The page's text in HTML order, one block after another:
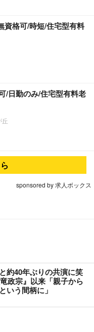
資格可/時短/住宅型有料
/日勤のみ/住宅型有料老
sponsored by 求人ボックス
約40年ぶりの共演に笑
政宗』以来「親子から
いう間柄に」